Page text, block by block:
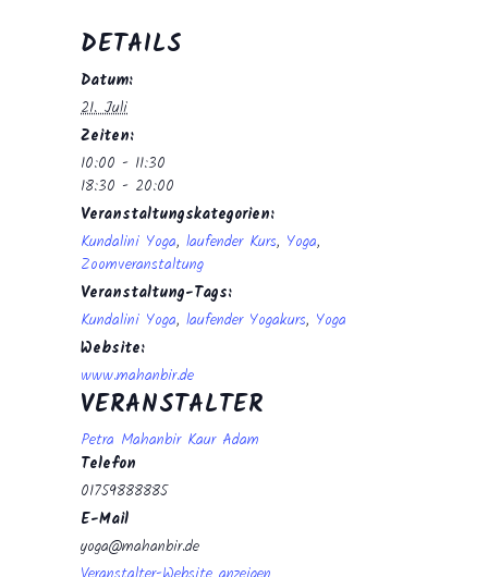
DETAILS
Datum:
21. Juli
Zeiten:
10:00 - 11:30
18:30 - 20:00
Veranstaltungskategorien:
Kundalini Yoga, laufender Kurs, Yoga,
Zoomveranstaltung
Veranstaltung-Tags:
Kundalini Yoga, laufender Yogakurs, Yoga
Website:
www.mahanbir.de
VERANSTALTER
Petra Mahanbir Kaur Adam
Telefon
01759888885
E-Mail
yoga@mahanbir.de